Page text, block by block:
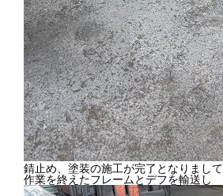
錆止め、塗装の施工が完了となりまして
作業を終えたフレームとデフを輸送し